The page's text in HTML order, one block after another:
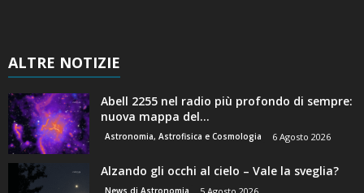
ALTRE NOTIZIE
Abell 2255 nel radio più profondo di sempre:
nuova mappa del...
Astronomia, Astrofisica e Cosmologia 6 Agosto 2026
Alzando gli occhi al cielo – Vale la sveglia?